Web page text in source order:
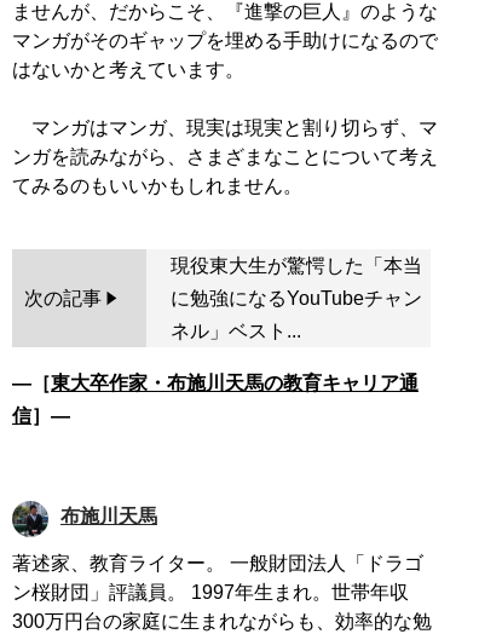
ませんが、だからこそ、『進撃の巨人』のような
マンガがそのギャップを埋める手助けになるので
はないかと考えています。
マンガはマンガ、現実は現実と割り切らず、マ
ンガを読みながら、さまざまなことについて考え
次の記事
現役東大生が驚愕した「本当
に勉強になるYouTubeチャン
ネル」ベスト...
―［東大卒作家・布施川天馬の教育キャリア通
信］―
布施川天馬
著述家、教育ライター。 一般財団法人「ドラゴ
ン桜財団」評議員。 1997年生まれ。世帯年収
300万円台の家庭に生まれながらも、効率的な勉